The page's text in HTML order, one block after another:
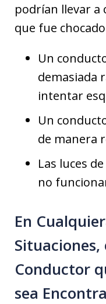
podrían llevar a
que fue
Un
demasiada
intentar
Un
de manera
Las luces
no
En
Situaciones,
Conductor
sea